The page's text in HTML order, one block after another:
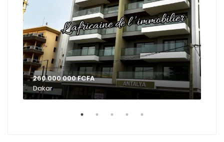
260 000 000 FCFA
Dakar